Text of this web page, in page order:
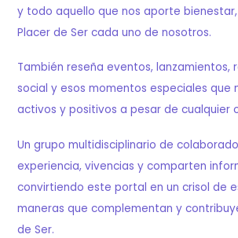
y todo aquello que nos aporte
Placer de Ser cada uno de nosotros.
También reseña eventos, lanzamientos,
social y esos momentos especiales que
activos y positivos a pesar de cualquier
Un grupo multidisciplinario de
experiencia, vivencias y comparten
convirtiendo este portal en un crisol de
maneras que complementan y
de Ser.